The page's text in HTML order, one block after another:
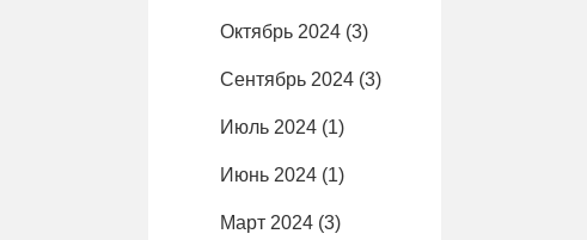
Октябрь 2024 (3)
Сентябрь 2024 (3)
Июль 2024 (1)
Июнь 2024 (1)
Март 2024 (3)